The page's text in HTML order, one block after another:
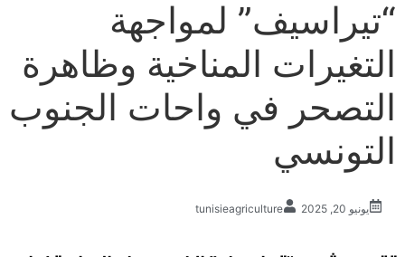
“تيراسيف” لمواجهة
التغيرات المناخية وظاهرة
التصحر في واحات الجنوب
التونسي
يونيو 20, 2025 tunisieagriculture